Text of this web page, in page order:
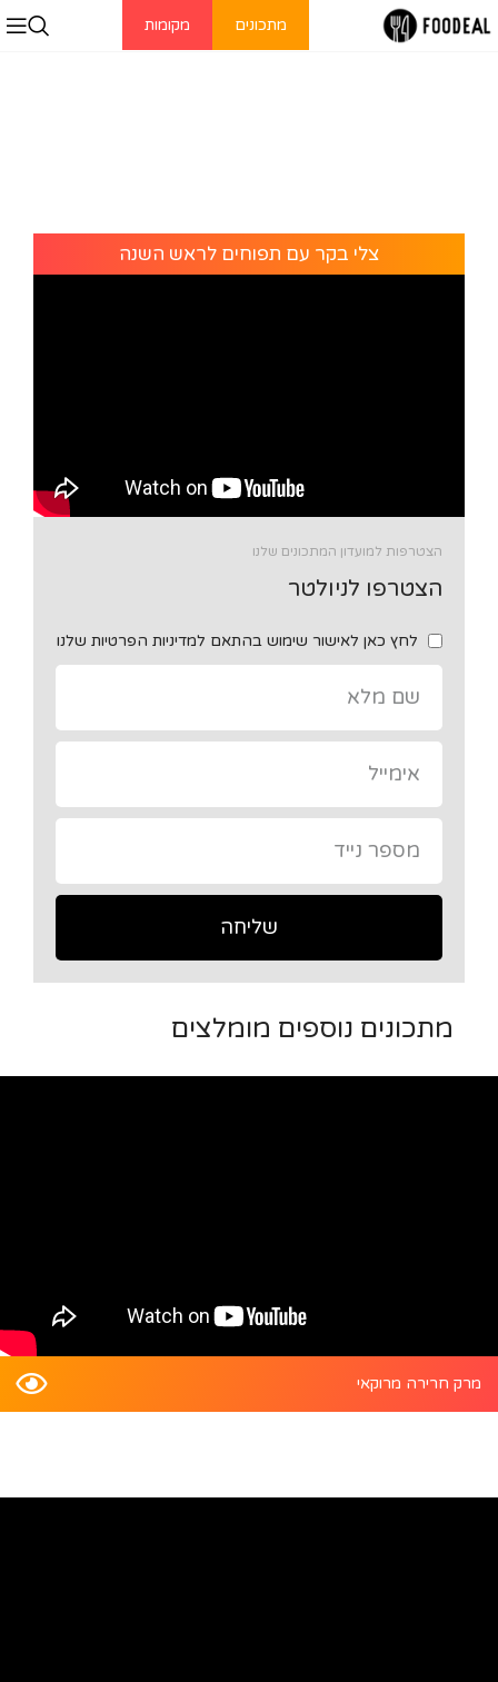
מתכונים מקומות
צלי בקר עם תפוחים לראש השנה
הצטרפות למועדון המתכונים שלנו
הצטרפו לניולטר
לחץ כאן לאישור שימוש בהתאם למדיניות הפרטיות שלנו
שליחה
מתכונים נוספים מומלצים
מרק חרירה מרוקאי